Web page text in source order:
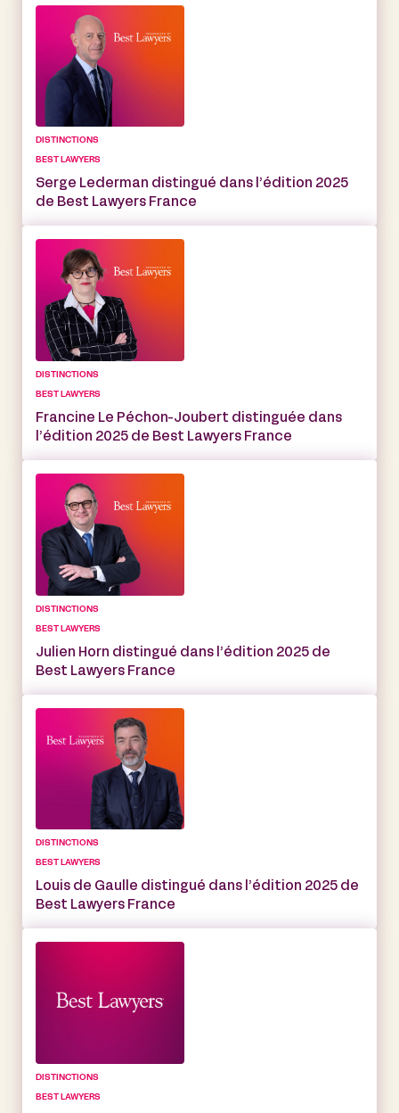
DISTINCTIONS
BEST LAWYERS
Serge Lederman distingué dans l’édition 2025
de Best Lawyers France
DISTINCTIONS
BEST LAWYERS
Francine Le Péchon-Joubert distinguée dans
l’édition 2025 de Best Lawyers France
DISTINCTIONS
BEST LAWYERS
Julien Horn distingué dans l’édition 2025 de
Best Lawyers France
DISTINCTIONS
BEST LAWYERS
Louis de Gaulle distingué dans l’édition 2025 de
Best Lawyers France
DISTINCTIONS
BEST LAWYERS